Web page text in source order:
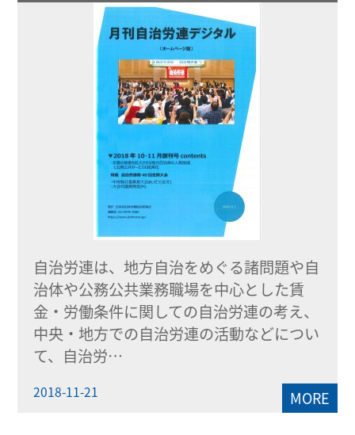
自治労連は、地方自治をめぐる諸問題や自
治体や公務公共業務職場を中心とした賃
金・労働条件に関しての自治労連の考え、
中央・地方での自治労連の活動などについ
て、自治労…
2018-11-21 MORE